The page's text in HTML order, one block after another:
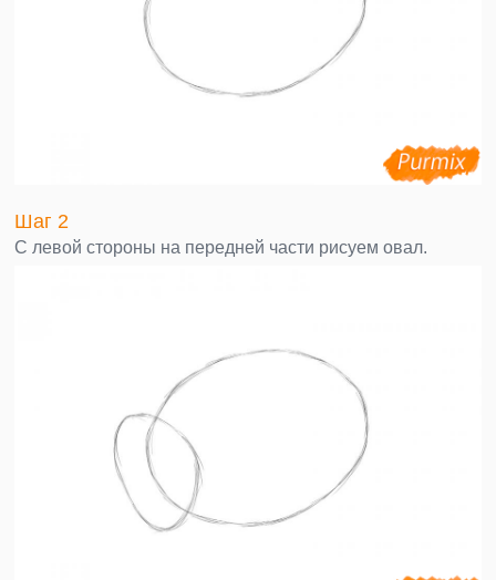
Шаг 2
С левой стороны на передней части рисуем овал.